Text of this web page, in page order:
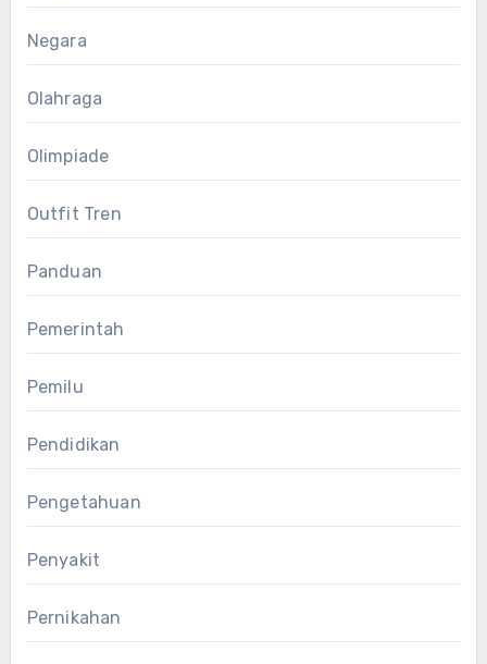
Negara
Olahraga
Olimpiade
Outfit Tren
Panduan
Pemerintah
Pemilu
Pendidikan
Pengetahuan
Penyakit
Pernikahan